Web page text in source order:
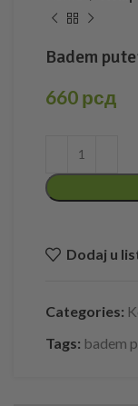
Badem
660 рсд
Dodaj u
Categories:
Tags: badem